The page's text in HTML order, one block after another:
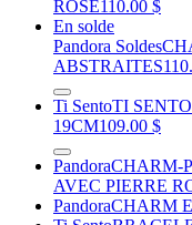
ROSE110.00 $
En solde
Pandora Soldes
ABSTRAITES
Ti SentoTI
19CM109.00 $
PandoraCHARM-
AVEC PIERRE
PandoraCHARM